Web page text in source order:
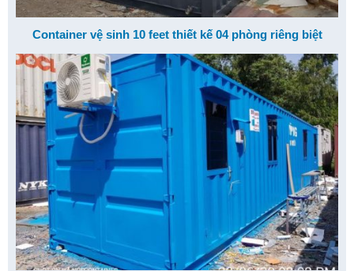
Container vệ sinh 10 feet thiết kế 04 phòng riêng biệt